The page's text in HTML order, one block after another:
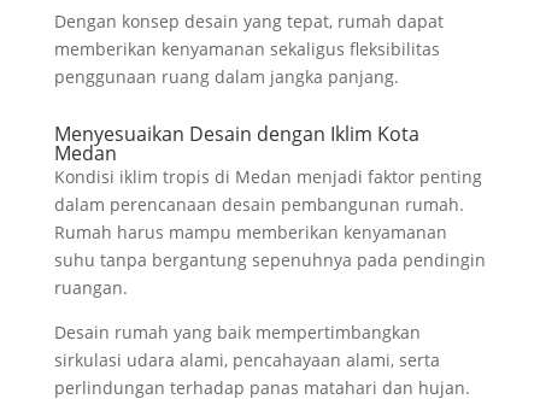
Dengan konsep desain yang tepat, rumah dapat
memberikan kenyamanan sekaligus fleksibilitas
penggunaan ruang dalam jangka panjang.
Menyesuaikan Desain dengan Iklim Kota
Medan
Kondisi iklim tropis di Medan menjadi faktor penting
dalam perencanaan desain pembangunan rumah.
Rumah harus mampu memberikan kenyamanan
suhu tanpa bergantung sepenuhnya pada pendingin
ruangan.
Desain rumah yang baik mempertimbangkan
sirkulasi udara alami, pencahayaan alami, serta
perlindungan terhadap panas matahari dan hujan.